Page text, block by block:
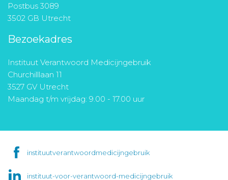
Postbus 3089
3502 GB Utrecht
Bezoekadres
Instituut Verantwoord Medicijngebruik
Churchilllaan 11
3527 GV Utrecht
Maandag t/m vrijdag: 9.00 - 17.00 uur
instituutverantwoordmedicijngebruik
instituut-voor-verantwoord-medicijngebruik